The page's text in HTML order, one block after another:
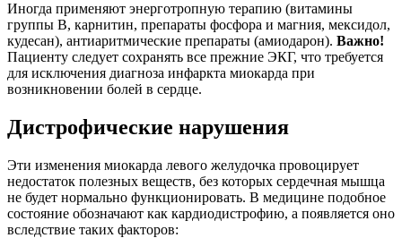
Иногда применяют энерготропную терапию (витамины
группы В, карнитин, препараты фосфора и магния, мексидол,
кудесан), антиаритмические препараты (амиодарон). Важно!
Пациенту следует сохранять все прежние ЭКГ, что требуется
для исключения диагноза инфаркта миокарда при
возникновении болей в сердце.
Дистрофические нарушения
Эти изменения миокарда левого желудочка провоцирует
недостаток полезных веществ, без которых сердечная мышца
не будет нормально функционировать. В медицине подобное
состояние обозначают как кардиодистрофию, а появляется оно
вследствие таких факторов: